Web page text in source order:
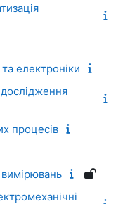
електроніки
дослідження
процесів